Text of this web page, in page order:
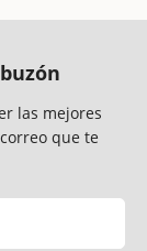
las mejores
que te